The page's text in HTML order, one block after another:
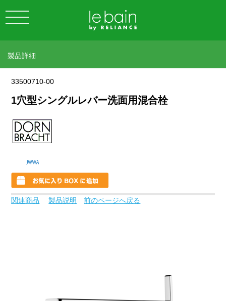
製品詳細
33500710-00
1穴型シングルレバー洗面用混合栓
関連商品 製品説明 前のページへ戻る